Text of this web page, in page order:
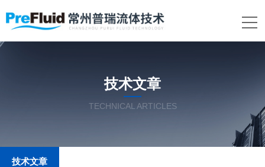
技术文章
TECHNICAL ARTICLES
技术文章